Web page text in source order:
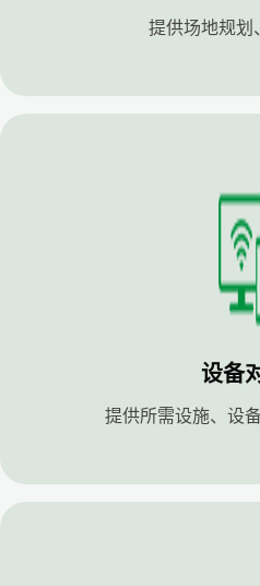
提供场地规划
设备
提供所需设施、设